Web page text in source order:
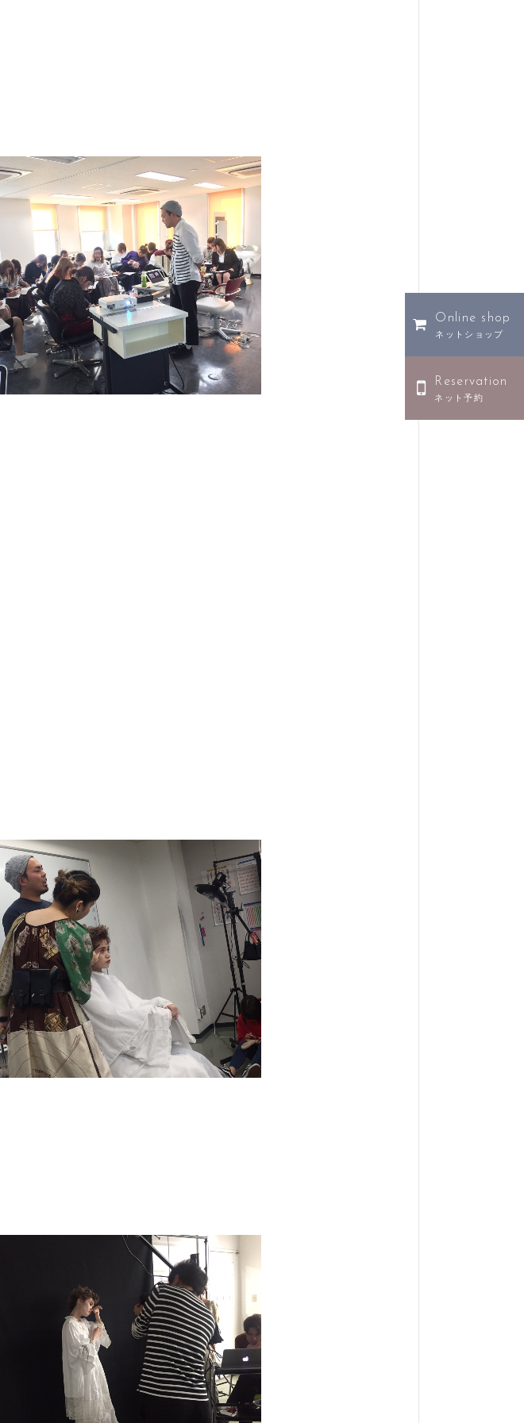
Online shop
ネットショップ
Reservation
ネット予約